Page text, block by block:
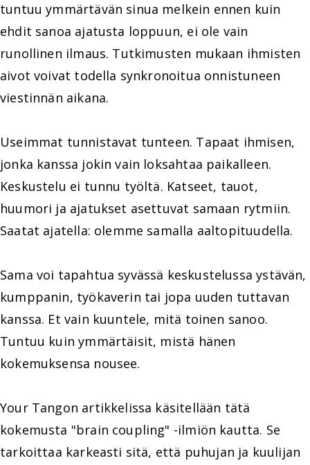
tuntuu ymmärtävän sinua melkein ennen kuin
ehdit sanoa ajatusta loppuun, ei ole vain
runollinen ilmaus. Tutkimusten mukaan ihmisten
aivot voivat todella synkronoitua onnistuneen
viestinnän aikana.
Useimmat tunnistavat tunteen. Tapaat ihmisen,
jonka kanssa jokin vain loksahtaa paikalleen.
Keskustelu ei tunnu työltä. Katseet, tauot,
huumori ja ajatukset asettuvat samaan rytmiin.
Saatat ajatella: olemme samalla aaltopituudella.
Sama voi tapahtua syvässä keskustelussa ystävän,
kumppanin, työkaverin tai jopa uuden tuttavan
kanssa. Et vain kuuntele, mitä toinen sanoo.
Tuntuu kuin ymmärtäisit, mistä hänen
kokemuksensa nousee.
Your Tangon artikkelissa käsitellään tätä
kokemusta "brain coupling" -ilmiön kautta. Se
tarkoittaa karkeasti sitä, että puhujan ja kuulijan